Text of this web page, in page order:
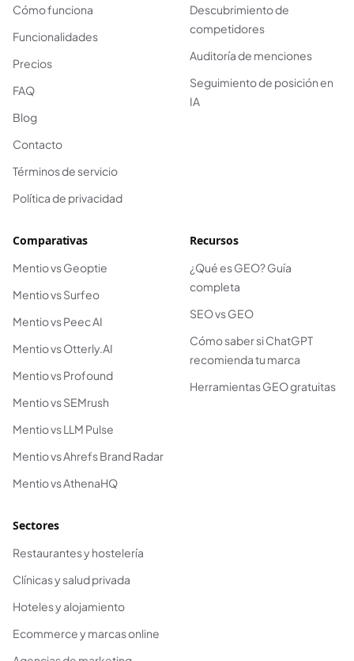
Cómo funciona
Funcionalidades
Precios
FAQ
Blog
Contacto
Términos de servicio
Política de privacidad
Descubrimiento de
competidores
Auditoría de menciones
Seguimiento de posición en
IA
Comparativas
Mentio vs Geoptie
Mentio vs Surfeo
Mentio vs Peec AI
Mentio vs Otterly.AI
Mentio vs Profound
Mentio vs SEMrush
Mentio vs LLM Pulse
Mentio vs Ahrefs Brand Radar
Mentio vs AthenaHQ
Recursos
¿Qué es GEO? Guía
completa
SEO vs GEO
Cómo saber si ChatGPT
recomienda tu marca
Herramientas GEO gratuitas
Sectores
Restaurantes y hostelería
Clínicas y salud privada
Hoteles y alojamiento
Ecommerce y marcas online